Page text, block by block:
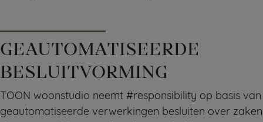
GEAUTOMATISEERDE
BESLUITVORMING
TOON woonstudio neemt #responsibility op basis van
geautomatiseerde verwerkingen besluiten over zaken